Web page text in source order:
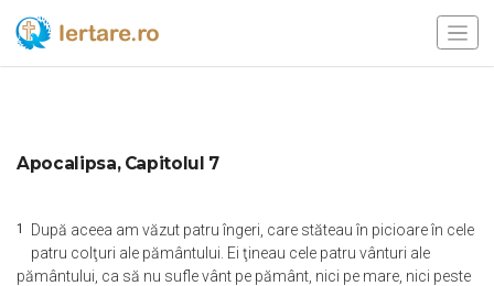
Apocalipsa, Capitolul 7
1 După aceea am văzut patru îngeri, care stăteau în picioare în cele
patru colţuri ale pământului. Ei ţineau cele patru vânturi ale
pământului, ca să nu sufle vânt pe pământ, nici pe mare, nici peste